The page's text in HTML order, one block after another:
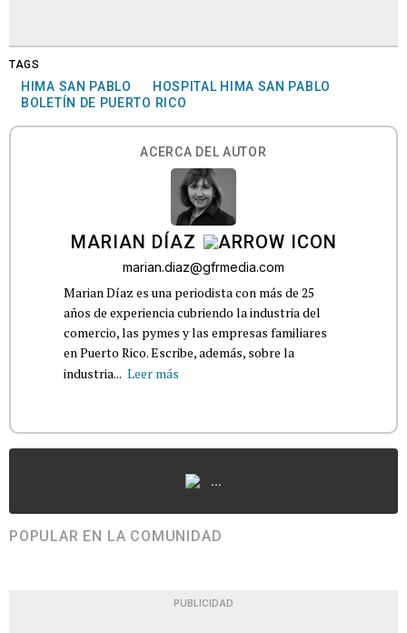
TAGS
HIMA SAN PABLO
HOSPITAL HIMA SAN PABLO
BOLETÍN DE PUERTO RICO
ACERCA DEL AUTOR
MARIAN DÍAZ
marian.diaz@gfrmedia.com
Marian Díaz es una periodista con más de 25
años de experiencia cubriendo la industria del
comercio, las pymes y las empresas familiares
en Puerto Rico. Escribe, además, sobre la
industria... Leer más
...
POPULAR EN LA COMUNIDAD
PUBLICIDAD